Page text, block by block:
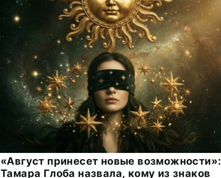
«Август принесет новые возможности»:
Тамара Глоба назвала, кому из знаков